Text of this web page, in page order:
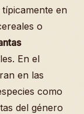
en
o
En el
en las
como
del género